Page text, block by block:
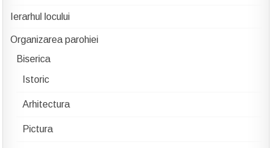
Ierarhul locului
Organizarea parohiei
Biserica
Istoric
Arhitectura
Pictura